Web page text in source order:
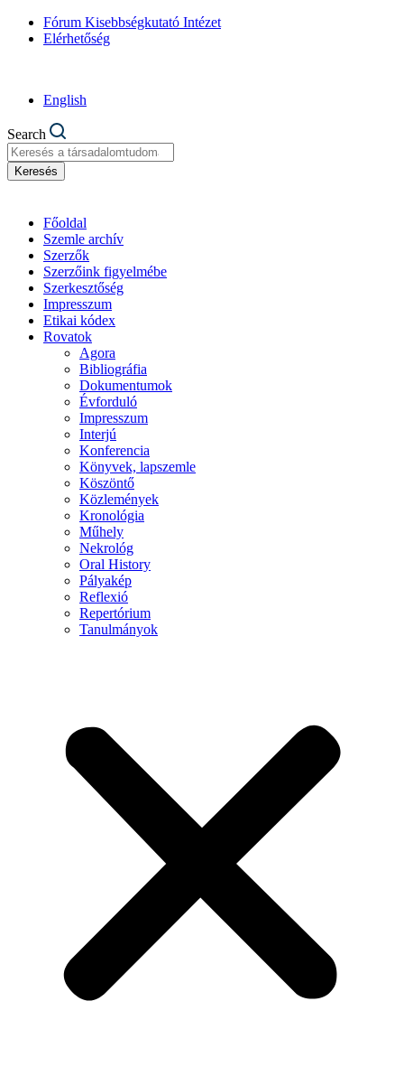
Fórum Kisebbségkutató Intézet
Elérhetőség
English
Search
Keresés
Főoldal
Szemle archív
Szerzők
Szerzőink figyelmébe
Szerkesztőség
Impresszum
Etikai kódex
Rovatok
Agora
Bibliográfia
Dokumentumok
Évforduló
Impresszum
Interjú
Konferencia
Könyvek, lapszemle
Köszöntő
Közlemények
Kronológia
Műhely
Nekrológ
Oral History
Pályakép
Reflexió
Repertórium
Tanulmányok